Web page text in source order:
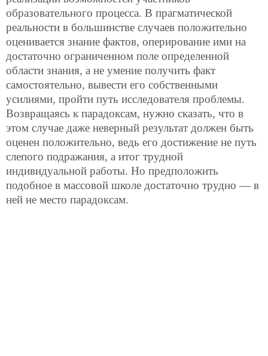
образовательного процесса. В прагматической
реальности в большинстве случаев положительно
оценивается знание фактов, оперирование ими на
достаточно ограниченном поле определенной
области знания, а не умение получить факт
самостоятельно, вывести его собственными
усилиями, пройти путь исследователя проблемы.
Возвращаясь к парадоксам, нужно сказать, что в
этом случае даже неверный результат должен быть
оценен положительно, ведь его достижение не путь
слепого подражания, а итог трудной
индивидуальной работы. Но предположить
подобное в массовой школе достаточно трудно — в
ней не место парадоксам.